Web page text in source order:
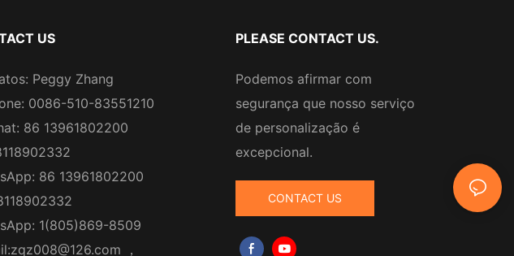
US
Peggy Zhang
0086-510-83551210
86 13961802200
86 13961802200
1(805)869-8509
zqz008@126.com ，
PLEASE CONTACT US.
Podemos afirmar com
segurança que nosso serviço
de personalização é
excepcional.
CONTACT US